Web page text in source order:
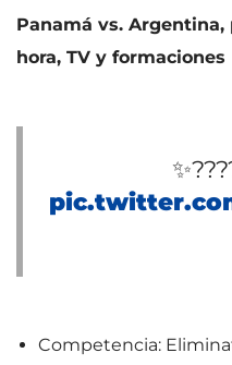
Panamá vs.
hora, TV y formaciones
Competencia: